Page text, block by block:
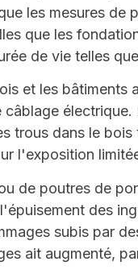
les mesures de
que les
de vie telles
et les
trous dans le
l'exposition
de poutres de
des
subis par
ait augmenté,